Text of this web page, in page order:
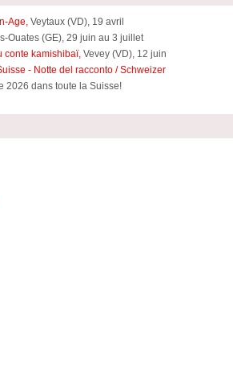
Age, Veytaux (VD), 19 avril
Ouates (GE), 29 juin au 3 juillet
conte kamishibaï, Vevey (VD), 12 juin
- Notte del racconto / Schweizer
2026 dans toute la Suisse!